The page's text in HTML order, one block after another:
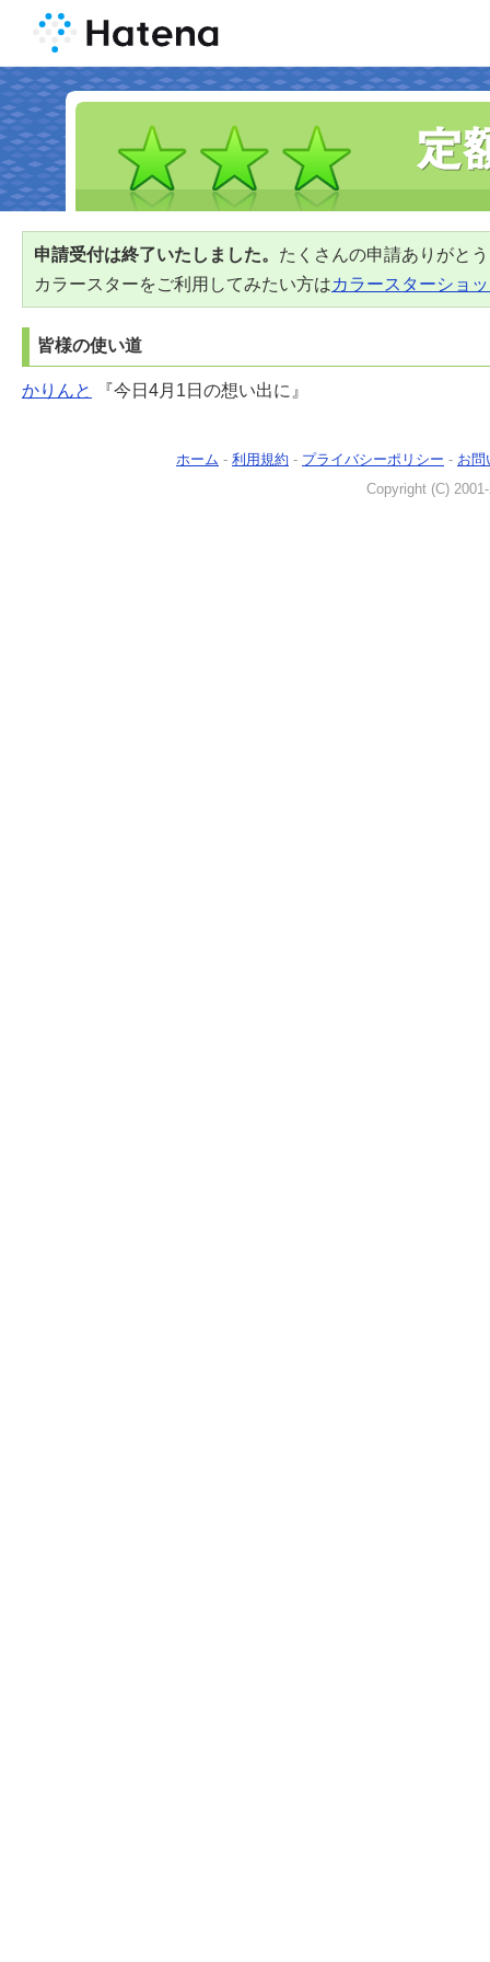
申請受付は終了いたしました。 たくさんの申請ありがと
カラースターをご利用してみたい方はカラースターショ
皆様の使い道
かりんと 『今日4月1日の想い出に』
ホーム - 利用規約 - プライバシーポリシー - お問
Copyright (C)